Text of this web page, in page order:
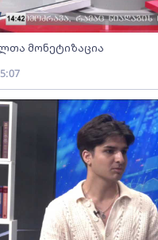
მონეტიზაცია